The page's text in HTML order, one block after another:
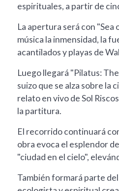
espirituales, a partir de
La apertura será con "Sea
música la inmensidad, la
acantilados y playas de
Luego llegará "Pilatus:
suizo que se alza sobre la
relato en vivo de Sol
la partitura.
El recorrido continuará
obra evoca el esplendor
"ciudad en el cielo",
También formará parte